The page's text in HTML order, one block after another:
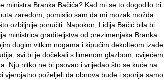
ministra Branka Bačića? Kad mi se to dogodilo tri
zaredom, pomislio sam da mi mozak možda
ozbiljnije poručiti. Napokon, Lidija Bačić bila bi
ministrica graditeljstva od prezimenjaka Branka.
dugim vitkim nogama i kipućim dekolteom izađe
svi bi je dočekali s limenom glazbom, cvijećem
Nju nitko ne bi psovao i vrijeđao što se kuće na
vjerojatno poželjeli da obnova bude i sporija samo